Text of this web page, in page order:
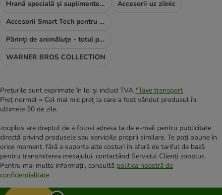
Hrană specială și suplimente alimentare
Accesorii uz zilnic
Accesorii Smart Tech pentru pisici
Părinți de animăluțe - totul pentru TINE
WARNER BROS COLLECTION
Prețurile sunt exprimate în lei și includ TVA *Taxe transport
Preț normal = Cel mai mic preț la care a fost vândut produsul în
ultimele 30 de zile.
zooplus are dreptul de a folosi adresa ta de e-mail pentru publicitate
directă privind produsele sau serviciile proprii similare. Te poți opune în
orice moment, fără a suporta alte costuri în afară de tariful de bază
pentru transmiterea mesajului, contactând Serviciul Clienți zooplus.
Pentru mai multe informații, consultă politica noastră de
confidențialitate